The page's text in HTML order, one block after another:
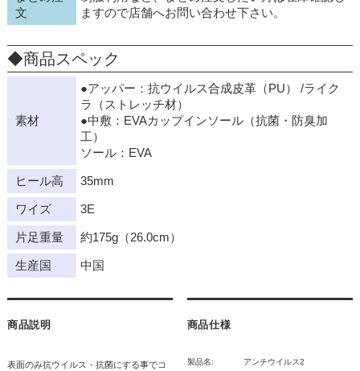
文
ますので店舗へお問い合わせ下さい。
◆商品スペック
素材
●アッパー：抗ウイルス合成皮革（PU） /ライク
ラ（ストレッチ材）
●中敷：EVAカップインソール（抗菌・防臭加
工）
ソール：EVA
ヒール高 35mm
ワイズ 3E
片足重量 約175g（26.0cm）
生産国 中国
商品説明
表面のみ抗ウイルス・抗菌にする事でコ
商品仕様
製品名: アンチウイルス2